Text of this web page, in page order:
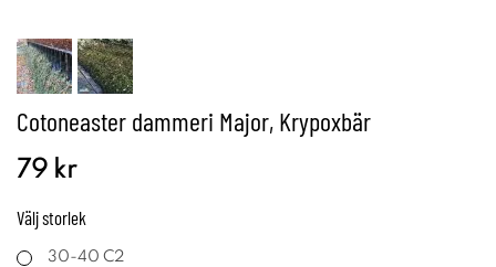
Cotoneaster dammeri Major, Krypoxbär
79 kr
Väljstorlek
30-40 C2